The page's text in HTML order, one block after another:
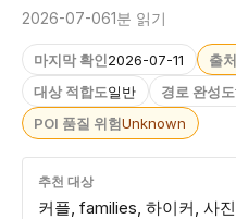
2026-07-061분 읽기
마지막 확인2026-07-11 출
대상 적합도일반 경로 완성도
POI 품질 위험Unknown
추천 대상
커플, families, 하이커, 사